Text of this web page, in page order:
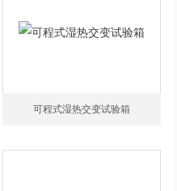
可程式湿热交变试验箱